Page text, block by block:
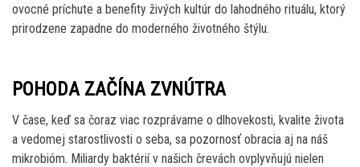
ovocné príchute a benefity živých kultúr do lahodného rituálu, ktorý
prirodzene zapadne do moderného životného štýlu.
POHODA ZAČÍNA ZVNÚTRA
V čase, keď sa čoraz viac rozprávame o dlhovekosti, kvalite života
a vedomej starostlivosti o seba, sa pozornosť obracia aj na náš
mikrobióm. Miliardy baktérií v našich črevách ovplyvňujú nielen